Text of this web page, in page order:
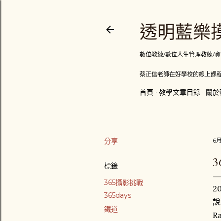
透明藍樂
數位教練/數位人生管理教練/
蔡正信老師在好學校的線上課
首頁 教學文章目錄 關
分享
標籤
365攝影挑戰
365days
鐵道
6